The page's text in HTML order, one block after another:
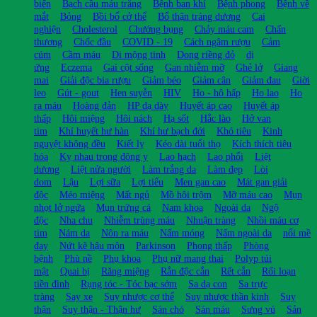
biến
Bạch cầu máu trắng Bệnh ban khỉ Bệnh phong
Bệnh về
mắt
Bỏng Bồi bổ cở thể Bổ thận tráng dương
Cai
nghiện
Cholesterol Chướng bụng Chảy máu cam
Chấn
thương
Chốc đầu COVID - 19 Cách ngâm rượu
Cảm
cúm
Cầm máu Di mộng tinh Dong riềng đỏ
dị
ứng
Eczema Gai cột sống Gan nhiễm mỡ Ghẻ lở
Giang
mai
Giải độc bia rượu Giảm béo Giảm cân Giảm đau
Giời
leo
Gút - gout Hen suyễn HIV Ho - hô hấp Ho lao
Ho
ra máu
Hoàng đản HP dạ dày Huyết áp cao
Huyết áp
thấp
Hôi miệng Hôi nách Hạ sốt Hắc lào
Hở van
tim
Khí huyết hư hàn Khí hư bạch đới Khó tiêu
Kinh
nguyệt không đều
Kiết lỵ Kéo dài tuổi thọ
Kích thích tiêu
hóa
Kỵ nhau trong đông y Lao hạch Lao phổi
Liệt
dương
Liệt nửa người Làm trắng da Làm đẹp
Lòi
dom
Lậu Lợi sữa Lợi tiểu Men gan cao
Mát gan giải
độc
Méo miệng Mất ngủ Mồ hôi trộm Mỡ máu cao
Mụn
nhọt lở ngứa
Mụn trứng cá Nam khoa Ngoài da
Ngộ
độc
Nha chu Nhiễm trùng máu Nhuận tràng
Nhồi máu cơ
tim
Nám da Nôn ra máu Nấm móng Nấm ngoài da
nổi mề
đay
Nứt kẽ hậu môn Parkinson Phong thấp
Phòng
bệnh
Phù nề Phụ khoa Phụ nữ mang thai
Polyp túi
mật
Quai bị Răng miệng Rắn độc cắn Rết cắn
Rối loạn
tiền đình
Rụng tóc - Tóc bạc sớm Sa dạ con
Sa trực
tràng
Say xe Suy nhược cơ thể Suy nhược thần kinh
Suy
thận
Suy thận - Thận hư Sán chó Sán máu Sưng vú
Sản